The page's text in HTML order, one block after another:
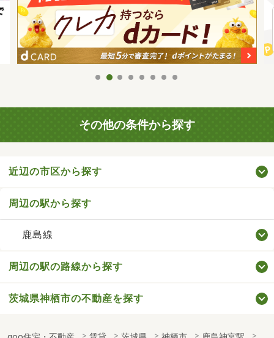
その他の条件から探す
近辺の市区から探す
周辺の駅から探す
鹿島線
周辺の駅の路線から探す
茨城県神栖市の不動産を探す